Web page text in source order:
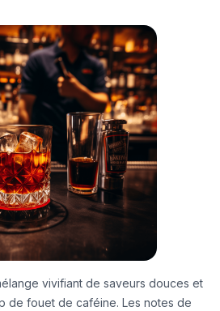
vivifiant de saveurs douces et
de fouet de caféine. Les notes de